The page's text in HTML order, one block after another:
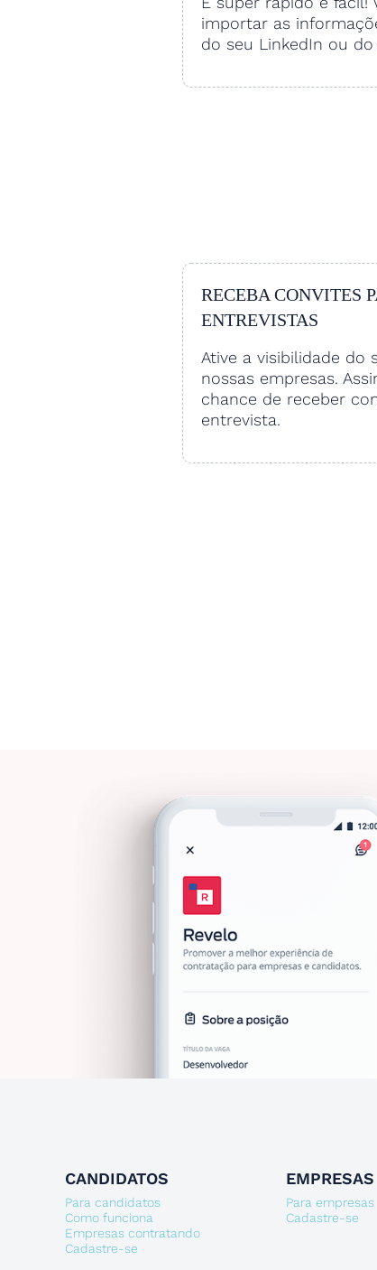
importar as
do seu LinkedIn ou do
RECEBA CONVITES
ENTREVISTAS
Ative a visibilidade do
nossas empresas.
chance de receber
entrevista.
CANDIDATOS
Para candidatos
Como funciona
Empresas contratando
Cadastre-se
EMPRESAS
Para empresas
Cadastre-se